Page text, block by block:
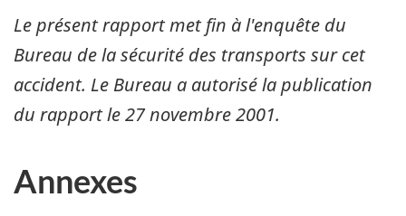
Le présent rapport met fin à l'enquête du
Bureau de la sécurité des transports sur cet
accident. Le Bureau a autorisé la publication
du rapport le27 novembre 2001.
Annexes